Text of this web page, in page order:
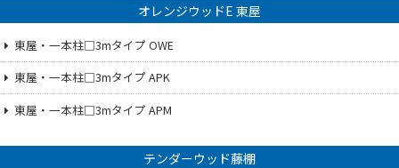
オレンジウッドE 東屋
東屋・一本柱□3mタイプ OWE
東屋・一本柱□3mタイプ APK
東屋・一本柱□3mタイプ APM
テンダーウッド藤棚